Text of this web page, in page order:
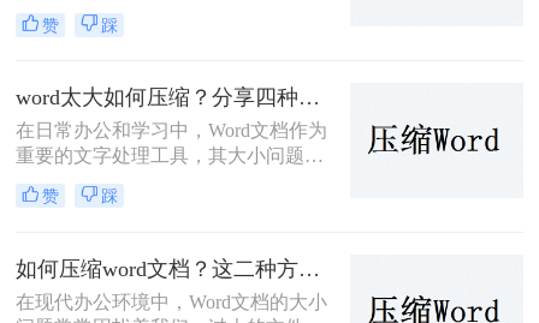
量图片、表格或其他元素时，其体积
可能会变得非常大，这不仅占用了存
那么word文档怎么压缩到100k呢？本
文将介绍三种有效的方法来帮助您将
Word文档压缩至100K以下。
赞 踩
word太大如何压缩？分享四种轻松压缩方法！
在日常办公和学习中，Word文档作为
重要的文字处理工具，其大小问题时
常困扰着我们。过大的Word文件不仅
占用存储空间，还影响文件传输速度
呢？本文将介绍四种有效的Word文件
压缩方法，帮助您轻松应对Word文件
过大的问题。
赞 踩
如何压缩word文档？这二种方法可以轻松完成压缩！
在现代办公环境中，Word文档的大小